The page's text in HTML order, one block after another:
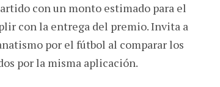
con un monto estimado para el
con la entrega del premio. Invita a
por el fútbol al comparar los
por la misma aplicación.